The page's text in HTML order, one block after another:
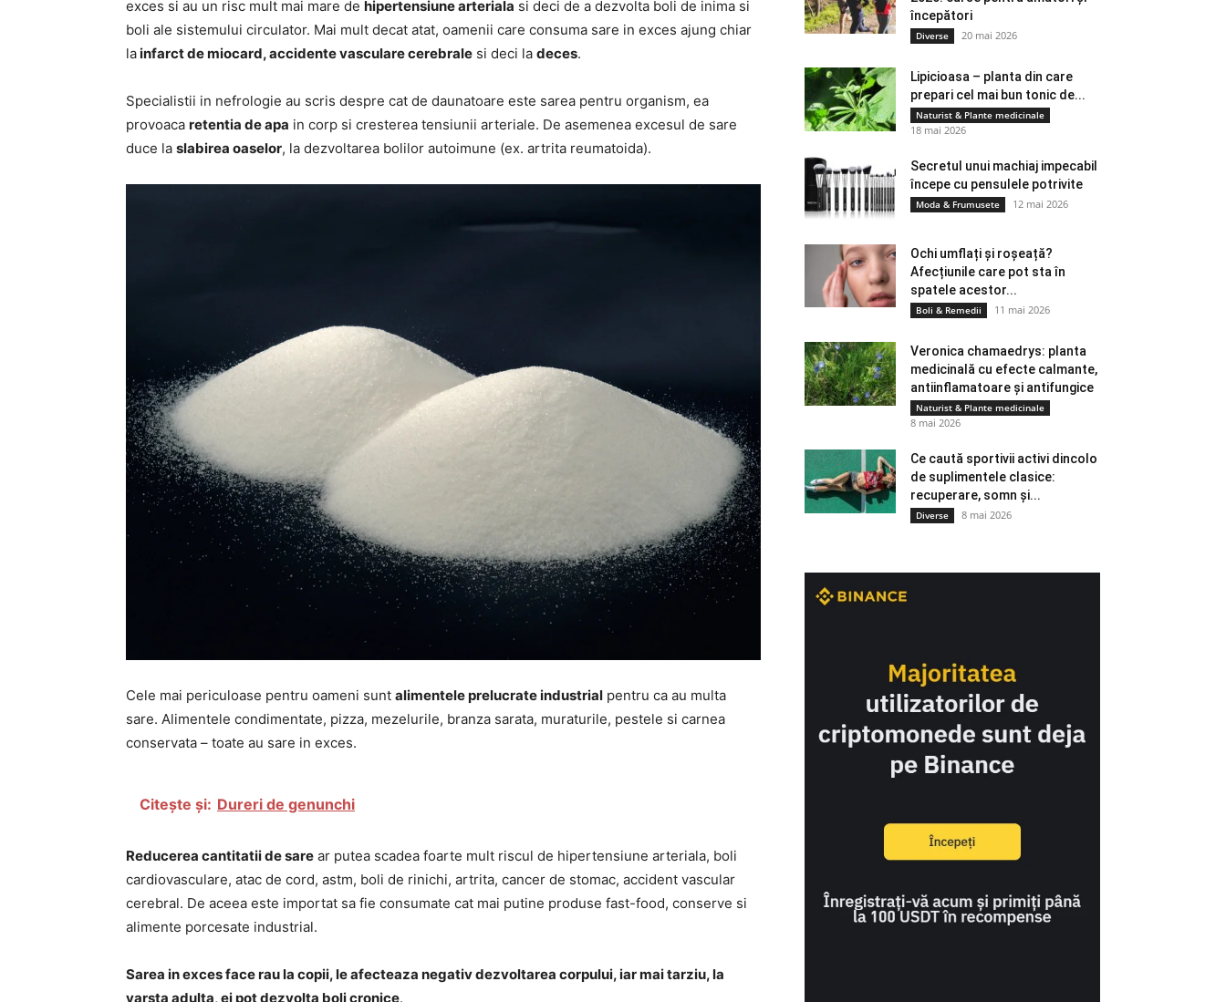
exces si au un risc mult mai mare de hipertensiune arteriala si deci de a dezvolta boli de inima si
boli ale sistemului circulator. Mai mult decat atat, oamenii care consuma sare in exces ajung chiar
lainfarct de miocard, accidente vasculare cerebrale si deci la deces.
Specialistii in nefrologie au scris despre cat de daunatoare este sarea pentru organism, ea
provoaca retentia de apa in corp si cresterea tensiunii arteriale. De asemenea excesul de sare
duce la slabirea oaselor, la dezvoltarea bolilor autoimune (ex. artrita reumatoida).
Cele mai periculoase pentru oameni sunt alimentele prelucrate industrial pentru ca au multa
sare. Alimentele condimentate, pizza, mezelurile, branza sarata, muraturile, pestele si carnea
conservata – toate au sare in exces.
Citește și: Dureri de genunchi
Reducerea cantitatii de sare ar putea scadea foarte mult riscul de hipertensiune arteriala, boli
cardiovasculare, atac de cord, astm, boli de rinichi, artrita, cancer de stomac, accident vascular
cerebral. De aceea este importat sa fie consumate cat mai putine produse fast-food, conserve si
alimente porcesate industrial.
Sarea in exces face rau la copii, le afecteaza negativ dezvoltarea corpului, iar mai tarziu, la
varsta adulta, ei pot dezvolta boli cronice.
începători
Diverse 20 mai 2026
Lipicioasa – planta din care
prepari cel mai bun tonic de...
Naturist & Plante medicinale
18 mai 2026
Secretul unui machiaj impecabil
începe cu pensulele potrivite
Moda & Frumusete 12 mai 2026
Ochi umflați și roșeață?
Afecțiunile care pot sta în
spatele acestor...
Boli & Remedii 11 mai 2026
Veronica chamaedrys: planta
medicinală cu efecte calmante,
antiinflamatoare și antifungice
Naturist & Plante medicinale
8 mai 2026
Ce caută sportivii activi dincolo
de suplimentele clasice:
recuperare, somn și...
Diverse 8 mai 2026